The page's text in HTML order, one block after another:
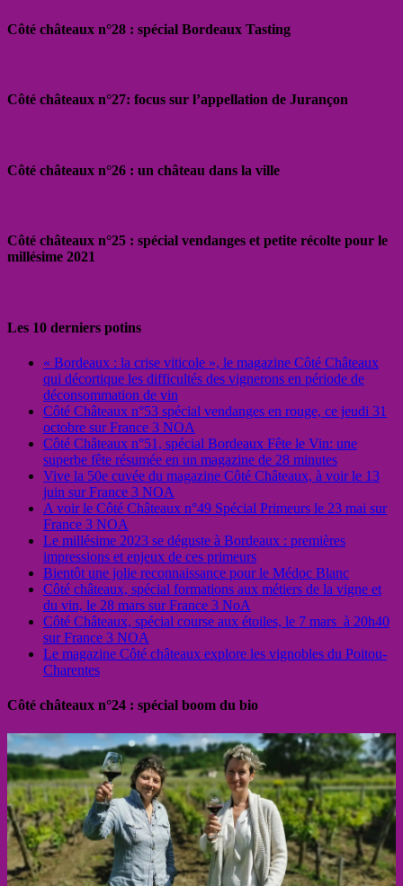
Côté châteaux n°28 : spécial Bordeaux Tasting
Côté châteaux n°27: focus sur l’appellation de Jurançon
Côté châteaux n°26 : un château dans la ville
Côté châteaux n°25 : spécial vendanges et petite récolte pour le
millésime 2021
Les 10 derniers potins
« Bordeaux : la crise viticole », le magazine Côté Châteaux
qui décortique les difficultés des vignerons en période de
déconsommation de vin
Côté Châteaux n°53 spécial vendanges en rouge, ce jeudi 31
octobre sur France 3 NOA
Côté Châteaux n°51, spécial Bordeaux Fête le Vin: une
superbe fête résumée en un magazine de 28 minutes
Vive la 50e cuvée du magazine Côté Châteaux, à voir le 13
juin sur France 3 NOA
A voir le Côté Châteaux n°49 Spécial Primeurs le 23 mai sur
France 3 NOA
Le millésime 2023 se déguste à Bordeaux : premières
impressions et enjeux de ces primeurs
Bientôt une jolie reconnaissance pour le Médoc Blanc
Côté châteaux, spécial formations aux métiers de la vigne et
du vin, le 28 mars sur France 3 NoA
Côté Châteaux, spécial course aux étoiles, le 7 mars à 20h40
sur France 3 NOA
Le magazine Côté châteaux explore les vignobles du Poitou-
Charentes
Côté châteaux n°24 : spécial boom du bio